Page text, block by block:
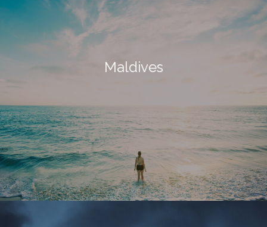
Maldives